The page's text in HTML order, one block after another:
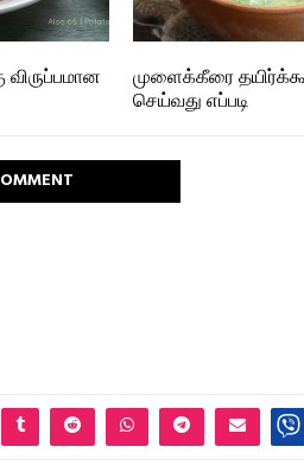
முளைக்கீரை
செய்வது எப்படி